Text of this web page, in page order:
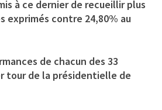
à ce dernier de recueillir plus
exprimés contre 24,80% au
de chacun des 33
tour de la présidentielle de